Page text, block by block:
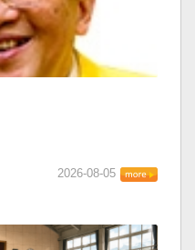
2026-08-05